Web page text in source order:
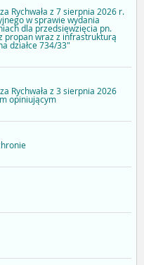
Rychwała z 7 sierpnia 2026 r.
w sprawie wydania
dla przedsięwzięcia pn.
propan wraz z infrastrukturą
działce 734/33"
Rychwała z 3 sierpnia 2026
opiniującym